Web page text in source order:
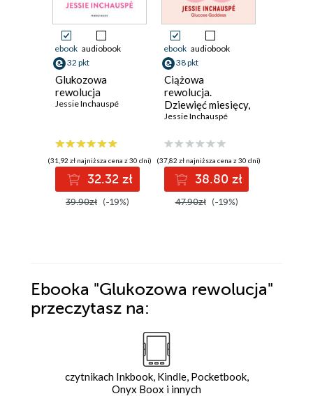
ebook audiobook
32 pkt
Glukozowa
rewolucja
Jessie Inchauspé
(31,92 zł najniższa cena z 30 dni)
32.32 zł
39.90zł (-19%)
ebook audiobook
38 pkt
Ciążowa
rewolucja.
Dziewięć miesięcy,
które kształtują
twojego dziecka
Jessie Inchauspé
(37,82 zł najniższa cena z 30 dni)
38.80 zł
47.90zł (-19%)
Ebooka "Glukozowa rewolucja"
przeczytasz na:
czytnikach Inkbook, Kindle, Pocketbook,
Onyx Boox i innych